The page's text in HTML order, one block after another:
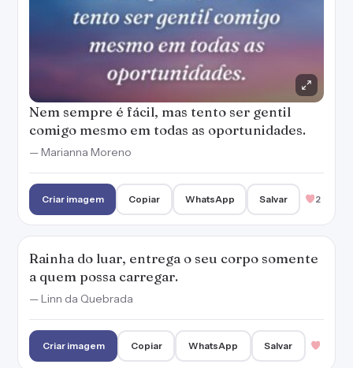
Nem sempre é fácil, mas tento ser gentil
comigo mesmo em todas as oportunidades.
— Marianna Moreno
Criar imagem Copiar WhatsApp Salvar 2
Rainha do luar, entrega o seu corpo somente
a quem possa carregar.
— Linn da Quebrada
Criar imagem Copiar WhatsApp Salvar